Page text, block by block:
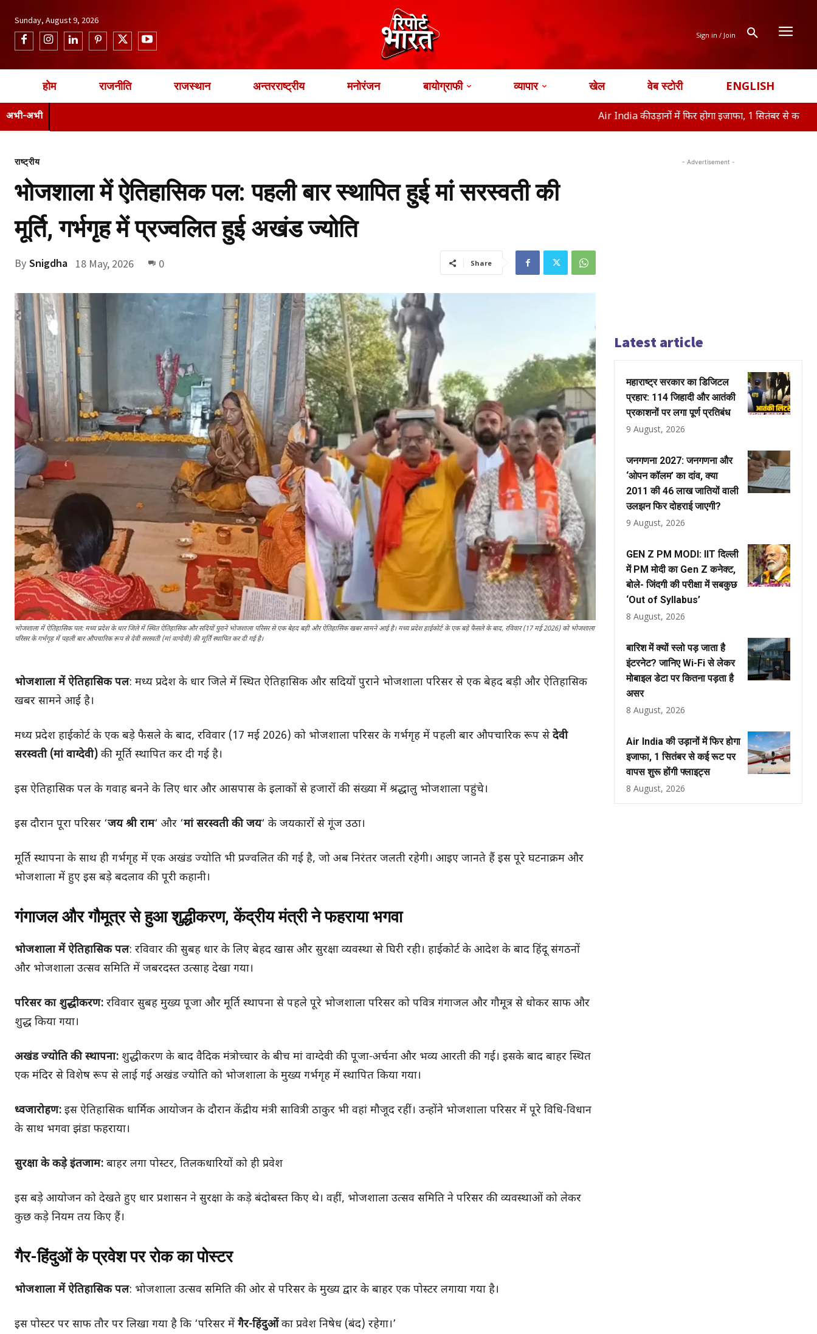
Sunday, August 9, 2026
Sign in / Join
होम राजनीति राजस्थान अन्तरराष्ट्रीय मनोरंजन बायोग्राफी व्यापार खेल वेब स्टोरी ENGLISH
अभी-अभी Air India की उड़ानों में फिर होगा इजाफा, 1 सितंबर से क ऑफिस ने
राष्ट्रीय
भोजशाला में ऐतिहासिक पल: पहली बार स्थापित हुई मां सरस्वती की
मूर्ति, गर्भगृह में प्रज्वलित हुई अखंड ज्योति
By Snigdha 18 May, 2026 0 Share
भोजशाला में ऐतिहासिक पल: मध्य प्रदेश के धार जिले में स्थित ऐतिहासिक और सदियों पुराने भोजशाला परिसर से एक बेहद बड़ी और ऐतिहासिक खबर सामने आई है। मध्य प्रदेश हाईकोर्ट के एक बड़े फैसले के बाद, रविवार (17 मई 2026) को भोजशाला
परिसर के गर्भगृह में पहली बार औपचारिक रूप से देवी सरस्वती (मां वाग्देवी) की मूर्ति स्थापित कर दी गई है।
भोजशाला में ऐतिहासिक पल: मध्य प्रदेश के धार जिले में स्थित ऐतिहासिक और सदियों पुराने भोजशाला परिसर से एक बेहद बड़ी और ऐतिहासिक
खबर सामने आई है।
मध्य प्रदेश हाईकोर्ट के एक बड़े फैसले के बाद, रविवार (17 मई 2026) को भोजशाला परिसर के गर्भगृह में पहली बार औपचारिक रूप सेदेवी
सरस्वती (मां वाग्देवी) की मूर्ति स्थापित कर दी गई है।
इस ऐतिहासिक पल के गवाह बनने के लिए धार और आसपास के इलाकों से हजारों की संख्या में श्रद्धालु भोजशाला पहुंचे।
इस दौरान पूरा परिसर ‘जय श्री राम‘ और ‘मां सरस्वती की जय‘ के जयकारों से गूंज उठा।
मूर्ति स्थापना के साथ ही गर्भगृह में एक अखंड ज्योति भी प्रज्वलित की गई है, जो अब निरंतर जलती रहेगी। आइए जानते हैं इस पूरे घटनाक्रम और
भोजशाला में हुए इस बड़े बदलाव की पूरी कहानी।
गंगाजल और गौमूत्र से हुआ शुद्धीकरण, केंद्रीय मंत्री ने फहराया भगवा
भोजशाला में ऐतिहासिक पल: रविवार की सुबह धार के लिए बेहद खास और सुरक्षा व्यवस्था से घिरी रही। हाईकोर्ट के आदेश के बाद हिंदू संगठनों
और भोजशाला उत्सव समिति में जबरदस्त उत्साह देखा गया।
परिसर का शुद्धीकरण: रविवार सुबह मुख्य पूजा और मूर्ति स्थापना से पहले पूरे भोजशाला परिसर को पवित्र गंगाजल और गौमूत्र से धोकर साफ और
शुद्ध किया गया।
अखंड ज्योति की स्थापना: शुद्धीकरण के बाद वैदिक मंत्रोच्चार के बीच मां वाग्देवी की पूजा-अर्चना और भव्य आरती की गई। इसके बाद बाहर स्थित
एक मंदिर से विशेष रूप से लाई गई अखंड ज्योति को भोजशाला के मुख्य गर्भगृह में स्थापित किया गया।
ध्वजारोहण: इस ऐतिहासिक धार्मिक आयोजन के दौरान केंद्रीय मंत्री सावित्री ठाकुर भी वहां मौजूद रहीं। उन्होंने भोजशाला परिसर में पूरे विधि-विधान
के साथ भगवा झंडा फहराया।
सुरक्षा के कड़े इंतजाम: बाहर लगा पोस्टर, तिलकधारियों को ही प्रवेश
इस बड़े आयोजन को देखते हुए धार प्रशासन ने सुरक्षा के कड़े बंदोबस्त किए थे। वहीं, भोजशाला उत्सव समिति ने परिसर की व्यवस्थाओं को लेकर
कुछ कड़े नियम तय किए हैं।
गैर-हिंदुओं के प्रवेश पर रोक का पोस्टर
भोजशाला में ऐतिहासिक पल: भोजशाला उत्सव समिति की ओर से परिसर के मुख्य द्वार के बाहर एक पोस्टर लगाया गया है।
इस पोस्टर पर साफ तौर पर लिखा गया है कि ‘परिसर में गैर-हिंदुओंका प्रवेश निषेध (बंद) रहेगा।’
- Advertisement -
Latest article
महाराष्ट्र सरकार का डिजिटल
प्रहार: 114 जिहादी और आतंकी
प्रकाशनों पर लगा पूर्ण प्रतिबंध
9 August, 2026
जनगणना 2027: जनगणना और
‘ओपन कॉलम’ का दांव, क्या
2011 की 46 लाख जातियों वाली
उलझन फिर दोहराई जाएगी?
9 August, 2026
GEN Z PM MODI: IIT दिल्ली
में PM मोदी का Gen Z कनेक्ट,
बोले- जिंदगी की परीक्षा में सबकुछ
‘Out of Syllabus’
8 August, 2026
बारिश में क्यों स्लो पड़ जाता है
इंटरनेट? जानिए Wi-Fi से लेकर
मोबाइल डेटा पर कितना पड़ता है
असर
8 August, 2026
Air India की उड़ानों में फिर होगा
इजाफा, 1 सितंबर से कई रूट पर
वापस शुरू होंगी फ्लाइट्स
8 August, 2026